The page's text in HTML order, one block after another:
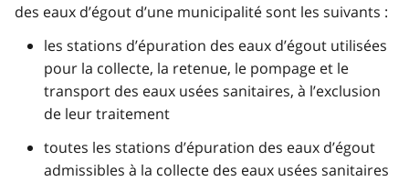
des eaux d’égout d’une municipalité sont les suivants :
les stations d’épuration des eaux d’égout utilisées
pour la collecte, la retenue, le pompage et le
transport des eaux usées sanitaires, à l’exclusion
de leur traitement
toutes les stations d’épuration des eaux d’égout
admissibles à la collecte des eaux usées sanitaires